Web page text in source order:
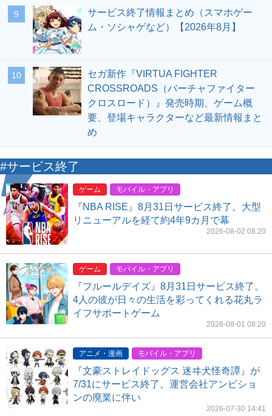
9
サービス終了情報まとめ（スマホゲー
ム・ソシャゲなど）【2026年8月】
10
セガ新作『VIRTUA FIGHTER
CROSSROADS（バーチャファイター
クロスロード）』発売時期、ゲーム概
要、登場キャラクターなど最新情報まと
め
#サービス終了
ゲーム モバイル・アプリ
『NBA RISE』8月31日サービス終了。大型
リニューアルを経て約4年9カ月で幕
2026-08-02 08:20
ゲーム モバイル・アプリ
『フルールデイズ』8月31日サービス終了。
4人の彼が日々の生活を彩ってくれる花丸ラ
イフサポートゲーム
2026-08-01 08:20
アニメ・漫画 モバイル・アプリ
『文豪ストレイドッグス 迷ヰ犬怪奇譚』が
7/31にサービス終了。運営会社アンビショ
ンの廃業に伴い
2026-07-30 14:41